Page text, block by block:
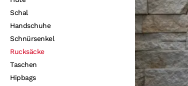
Schal
Handschuhe
Schnürsenkel
Rucksäcke
Taschen
Hipbags